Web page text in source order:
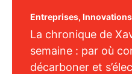
Entreprises, Innovations
La chronique de
semaine : par où
décarboner et